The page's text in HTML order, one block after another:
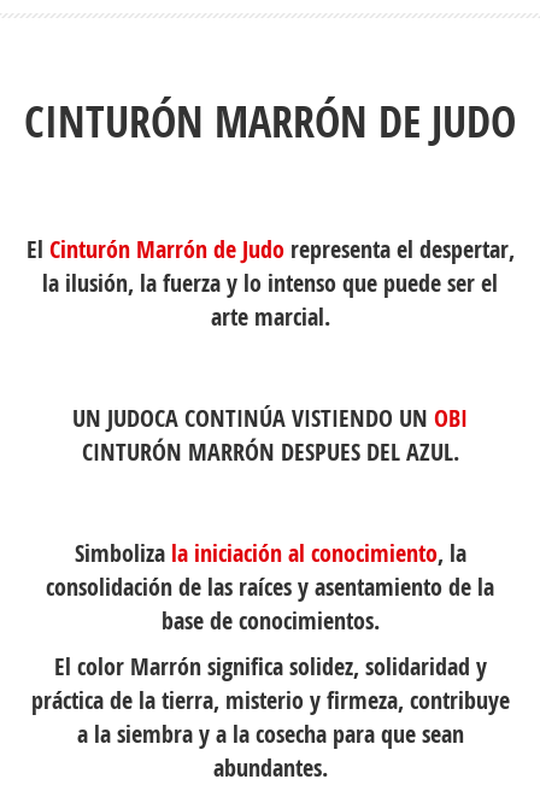
CINTURÓN MARRÓN DE JUDO
El Cinturón Marrón de Judorepresenta el despertar,
la ilusión, la fuerza y lo intenso que puede ser el
arte marcial.
UN JUDOCA CONTINÚA VISTIENDO UN OBI
CINTURÓN MARRÓN DESPUES DEL AZUL.
Simboliza la iniciación al conocimiento, la
consolidación de las raíces y asentamiento de la
base de conocimientos.
El color Marrón significa solidez, solidaridad y
práctica de la tierra, misterio y firmeza, contribuye
a la siembra y a la cosecha para que sean
abundantes.